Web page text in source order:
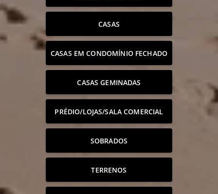
CASAS
CASAS EM CONDOMÍNIO FECHADO
CASAS GEMINADAS
PRÉDIO/LOJAS/SALA COMERCIAL
SOBRADOS
TERRENOS